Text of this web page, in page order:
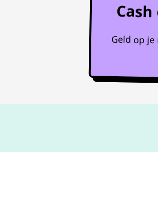
Geld op